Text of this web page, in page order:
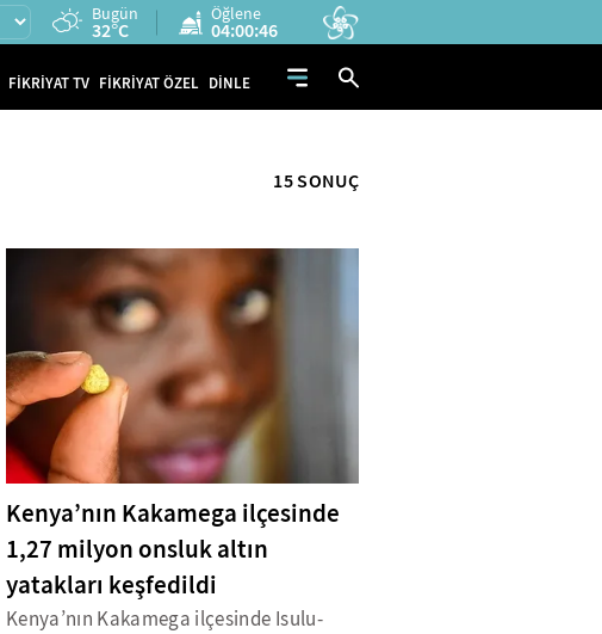
Bugün
32°C
Öğlene
04:00:45
FİKRİYAT TV FİKRİYAT ÖZEL DİNLE
15 SONUÇ
Kenya’nın Kakamega ilçesinde
1,27 milyon onsluk altın
yatakları keşfedildi
Kenya’nın Kakamega ilçesinde Isulu-